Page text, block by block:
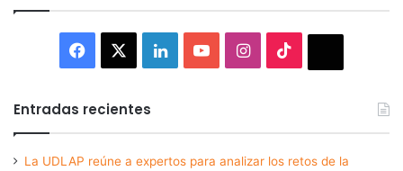
Facebook LinkedInYouTubeInstagram
Entradas recientes
La UDLAP reúne a expertos para analizar los retos de la